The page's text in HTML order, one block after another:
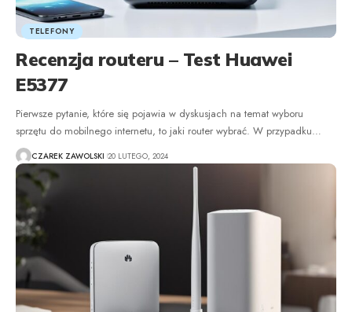
TELEFONY
Recenzja routeru – Test Huawei
E5377
Pierwsze pytanie, które się pojawia w dyskusjach na temat wyboru
sprzętu do mobilnego internetu, to jaki router wybrać. W przypadku…
CZAREK ZAWOLSKI 20 LUTEGO, 2024